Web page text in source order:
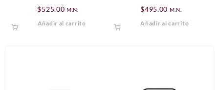
$525.00 M.N.
Añadir al carrito
$495.00 M.N.
Añadir al carrito